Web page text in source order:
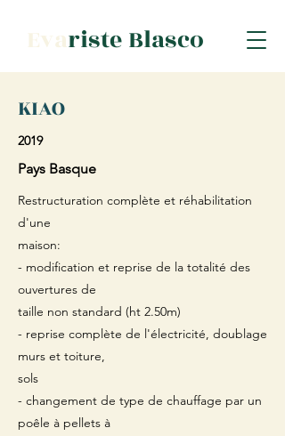
Evariste Blasco
KIAO
2019
Pays Basque
Restructuration complète et réhabilitation
d'une
maison:
- modification et reprise de la totalité des
ouvertures de
taille non standard (ht 2.50m)
- reprise complète de l'électricité, doublage
murs et toiture,
sols
- changement de type de chauffage par un
poêle à pellets à